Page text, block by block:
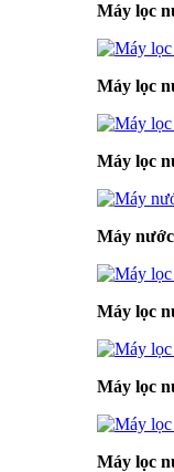
Máy lọc
Máy lọc
Máy lọc
Máy
Máy lọc
Máy lọc
Máy lọc